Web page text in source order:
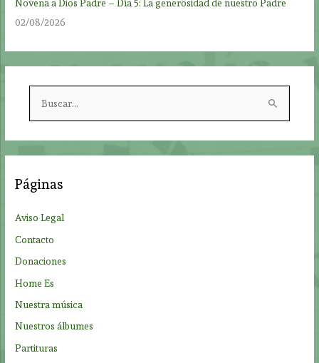
Novena a Dios Padre – Día 5: La generosidad de nuestro Padre
02/08/2026
r
:
Páginas
Aviso Legal
Contacto
Donaciones
Home Es
Nuestra música
Nuestros álbumes
Partituras